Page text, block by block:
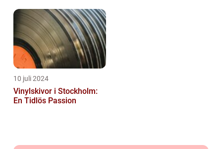
10 juli 2024
Vinylskivor i Stockholm:
En Tidlös Passion